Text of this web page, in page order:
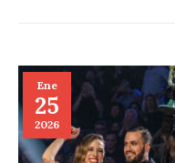
Ene
25
2026